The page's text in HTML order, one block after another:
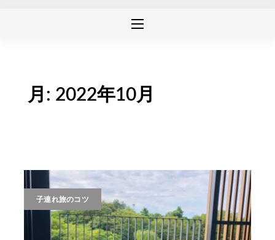
月: 2022年10月
子連れ旅のコツ